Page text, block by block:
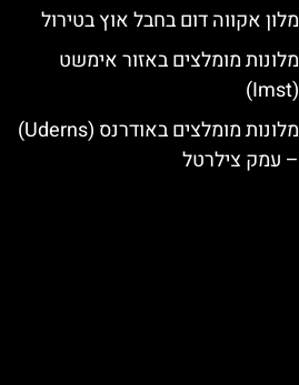
מלון אקווה דום בחבל אוץ בטירול
מלונות מומלצים באזור אימשט
(Imst)
מלונות מומלצים באודרנס (Uderns)
– עמק צילרטל